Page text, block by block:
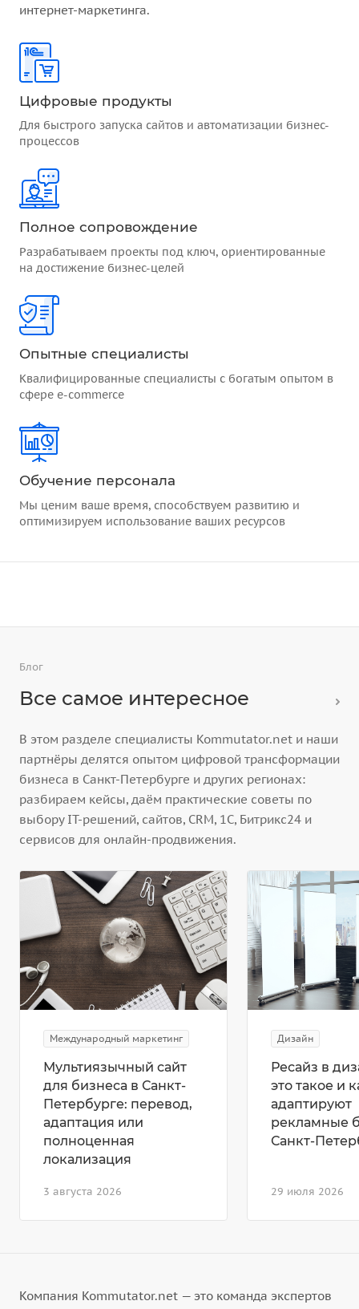
интернет-маркетинга.
Цифровые продукты
Для быстрого запуска сайтов и автоматизации бизнес-
процессов
Полное сопровождение
Разрабатываем проекты под ключ, ориентированные
на достижение бизнес-целей
Опытные специалисты
Квалифицированные специалисты с богатым опытом в
сфере e-commerce
Обучение персонала
Мы ценим ваше время, способствуем развитию и
оптимизируем использование ваших ресурсов
Блог
Все самое интересное
В этом разделе специалисты Kommutator.net и наши
партнёры делятся опытом цифровой трансформации
бизнеса в Санкт-Петербурге и других регионах:
разбираем кейсы, даём практические советы по
выбору IT-решений, сайтов, CRM, 1С, Битрикс24 и
сервисов для онлайн-продвижения.
Международный маркетинг
3 августа 2026
Мультиязычный сайт
для бизнеса в Санкт-
Петербурге: перевод,
адаптация или
полноценная
локализация
Дизайн
29 июля 2026
Ресайз в
это такое и
адаптируют
рекламные
Санкт-
Компания Kommutator.net — это команда экспертов